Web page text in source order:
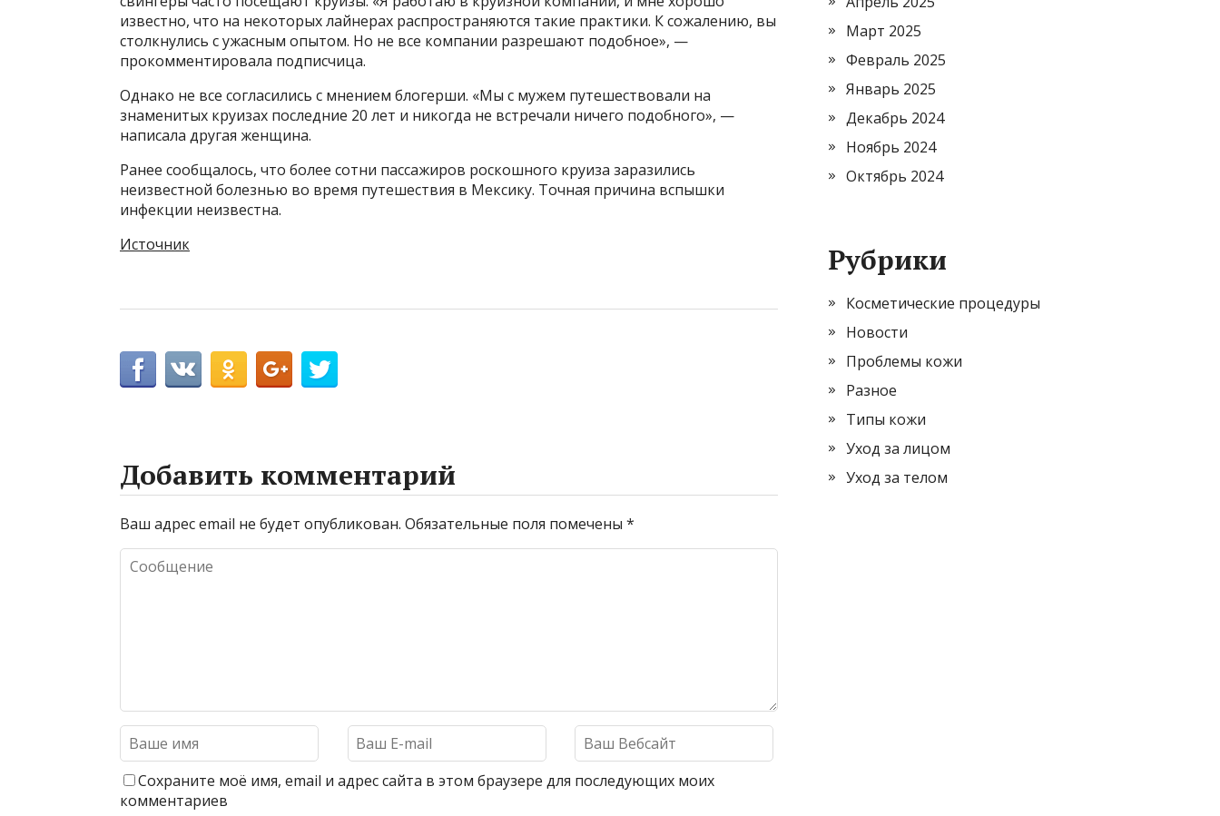
известно, что на некоторых лайнерах распространяются такие практики. К сожалению, вы
столкнулись с ужасным опытом. Но не все компании разрешают подобное», —
прокомментировала подписчица.
Однако не все согласились с мнением блогерши. «Мы с мужем путешествовали на
знаменитых круизах последние 20 лет и никогда не встречали ничего подобного», —
написала другая женщина.
Ранее сообщалось, что более сотни пассажиров роскошного круиза заразились
неизвестной болезнью во время путешествия в Мексику. Точная причина вспышки
инфекции неизвестна.
Источник
Добавить комментарий
Ваш адрес email не будет опубликован. Обязательные поля помечены *
Сохраните моё имя, email и адрес сайта в этом браузере для последующих моих
комментариев
Март 2025
Февраль 2025
Январь 2025
Декабрь 2024
Ноябрь 2024
Октябрь 2024
Рубрики
Косметические процедуры
Новости
Проблемы кожи
Разное
Типы кожи
Уход за лицом
Уход за телом